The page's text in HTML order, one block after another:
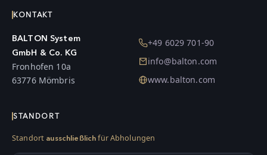
KONTAKT
BALTON System
GmbH & Co. KG
Fronhofen 10a
63776 Mömbris
+49 6029 701-90
info@balton.com
www.balton.com
STANDORT
Standort ausschließlich für Abholungen